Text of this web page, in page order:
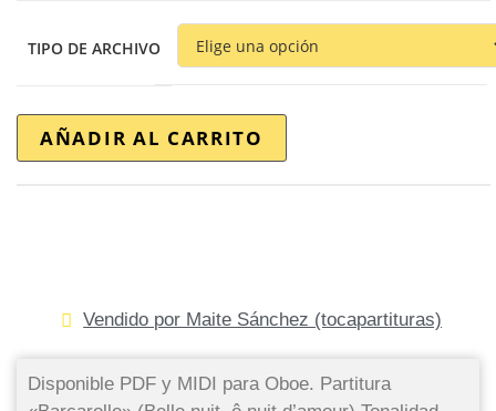
TIPO DE ARCHIVO
AÑADIR AL CARRITO
Vendido por Maite Sánchez (tocapartituras)
Disponible PDF y MIDI para Oboe. Partitura